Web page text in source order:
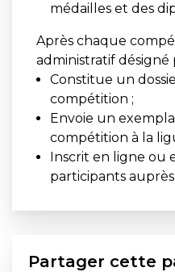
médailles et des
Après chaque
administratif désigné
Constitue un
compétition ;
Envoie un
compétition à la
Inscrit en ligne ou
participants
Partager cette